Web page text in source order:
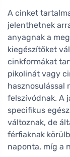
A cinket
jelenthetnek
anyagnak a
kiegészítőket
cinkformákat
pikolinát vagy
hasznosulással
felszívódnak. A
specifikus
változnak, de
férfiaknak
naponta, míg a